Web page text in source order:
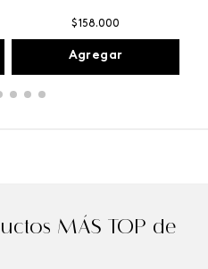
$158.000
Agregar
MÁS TOP de